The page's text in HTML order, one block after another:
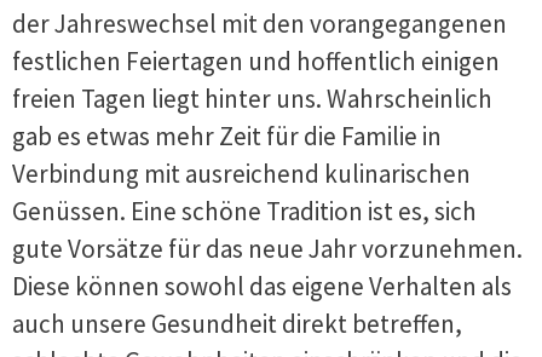
der Jahreswechsel mit den vorangegangenen
festlichen Feiertagen und hoffentlich einigen
freien Tagen liegt hinter uns. Wahrscheinlich
gab es etwas mehr Zeit für die Familie in
Verbindung mit ausreichend kulinarischen
Genüssen. Eine schöne Tradition ist es, sich
gute Vorsätze für das neue Jahr vorzunehmen.
Diese können sowohl das eigene Verhalten als
auch unsere Gesundheit direkt betreffen,